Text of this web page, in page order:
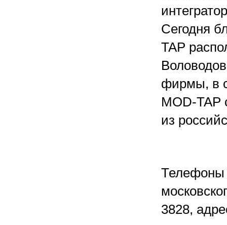
Сегодня
TAP
фирмы, в
MOD-TAP
из
Телефоны
3828,